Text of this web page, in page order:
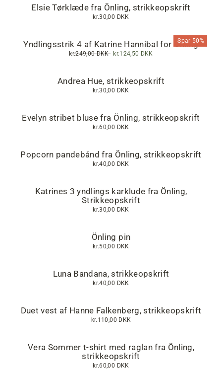
Elsie Tørklæde fra Önling, strikkeopskrift
kr.30,00 DKK
Spar 50%
Yndlingsstrik 4 af Katrine Hannibal for Önling
Normalpris
kr.249,00 DKK Tilbudspris
kr.124,50 DKK
Andrea Hue, strikkeopskrift
kr.30,00 DKK
Evelyn stribet bluse fra Önling, strikkeopskrift
kr.60,00 DKK
Popcorn pandebånd fra Önling, strikkeopskrift
kr.40,00 DKK
Katrines 3 yndlings karklude fra Önling,
Strikkeopskrift
kr.30,00 DKK
Önling pin
kr.50,00 DKK
Luna Bandana, strikkeopskrift
kr.40,00 DKK
Duet vest af Hanne Falkenberg, strikkeopskrift
kr.110,00 DKK
Vera Sommer t-shirt med raglan fra Önling,
strikkeopskrift
kr.60,00 DKK